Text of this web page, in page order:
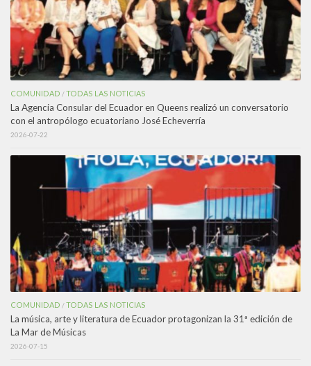
COMUNIDAD /TODAS LAS NOTICIAS
La Agencia Consular del Ecuador en Queens realizó un conversatorio
con el antropólogo ecuatoriano José Echeverría
2026-07-22
COMUNIDAD /TODAS LAS NOTICIAS
La música, arte y literatura de Ecuador protagonizan la 31ª edición de
La Mar de Músicas
2026-07-15